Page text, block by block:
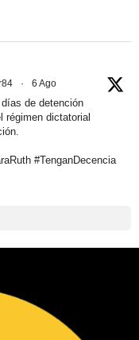
· 6 Ago
de detención
régimen dictatorial
#TenganDecencia